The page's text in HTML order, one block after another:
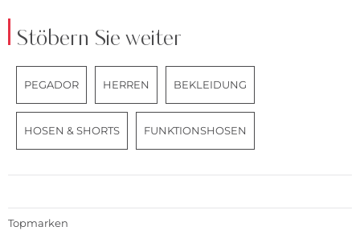
Stöbern Sie weiter
PEGADOR HERREN BEKLEIDUNG
HOSEN & SHORTS FUNKTIONSHOSEN
Topmarken